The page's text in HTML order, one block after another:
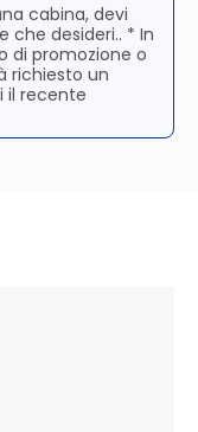
cabina, devi
che desideri.. * In
di promozione o
richiesto un
il recente